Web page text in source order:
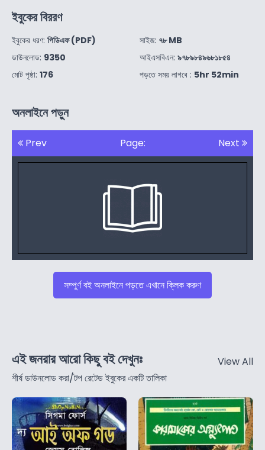
ইবুকের বিররণ
ইবুকের ধরণ: পিডিএফ (PDF)
ডাউনলোড: 9350
মোট পৃষ্ঠা: 176
সাইজ: ৭৮ MB
আইএসবিএন: ৯৭৮৯৮৪৯৬৮১৮৫৪
পড়তে সময় লাগবে : 5hr 52min
অনলাইনে পড়ুন
Prev Page: Next
সম্পুর্ণ বই অনলাইনে পড়তে এখানে ক্লিক করুণ
এই জনরার আরো কিছু বই দেখুনঃ
শীর্ষ ডাউনলোড করা/টপ রেটেড ইবুকের একটি তালিকা
View All